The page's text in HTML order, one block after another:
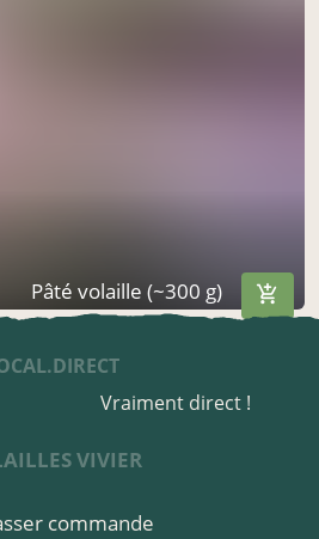
Pâté volaille (~300 g)
Vraiment direct !
VIVIER
commande